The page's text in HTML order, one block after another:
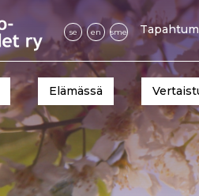
se en sme
Elämässä